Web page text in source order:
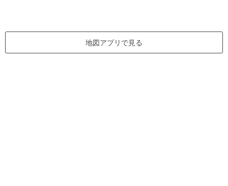
地図アプリで見る